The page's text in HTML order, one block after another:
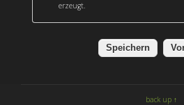
erzeugt.
back up ↑